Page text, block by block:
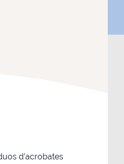
d’acrobates